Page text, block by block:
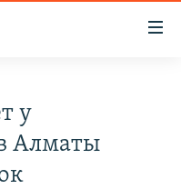
у
Алматы